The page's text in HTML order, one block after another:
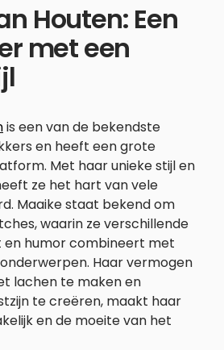
Houten: Een
met een
is een van de bekendste
en heeft een grote
Met haar unieke stijl en
ze het hart van vele
Maaike staat bekend om
waarin ze verschillende
en humor combineert met
Haar vermogen
lachen te maken en
te creëren, maakt haar
en de moeite van het